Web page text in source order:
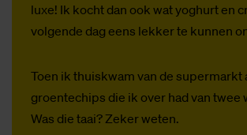
luxe! Ik kocht dan ook wat yoghurt en
volgende dag eens lekker te kunnen
Toen ik thuiskwam van de supermarkt
groentechips die ik over had van twee
Was die taai? Zeker weten.